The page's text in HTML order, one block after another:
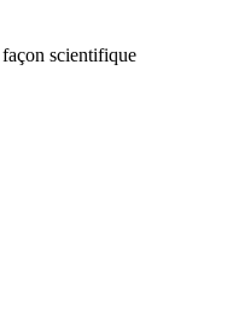
scientifique